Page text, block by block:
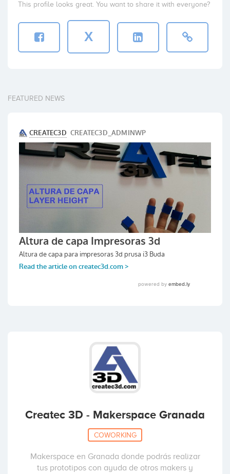
This profile looks great. You want to share it with everyone?
X
FEATURED NEWS
Createc 3D - Makerspace Granada
COWORKING
Makerspace en Granada donde podrás realizar
tus prototipos con ayuda de otros makers y